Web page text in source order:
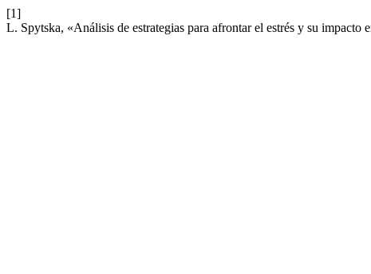
[1]
L. Spytska, «Análisis de estrategias para afrontar el estrés y su impacto